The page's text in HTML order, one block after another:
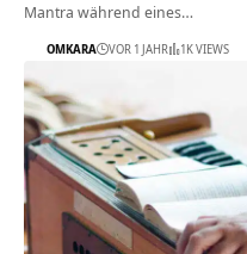
Mantra während eines…
OMKARA VOR 1 JAHR 1K VIEWS